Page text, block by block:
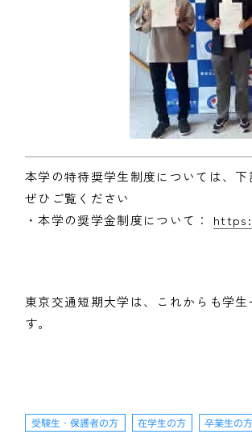
本学の特待奨学生制度については、下
ぜひご覧ください
・本学の奨学金制度について：
東京交通短期大学は、これからも学
す。